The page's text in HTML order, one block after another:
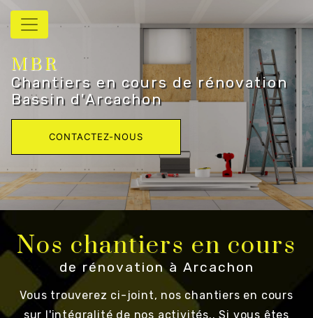
Panneau de gestion des cookies
MBR
Chantiers en cours de rénovation
Bassin d'Arcachon
CONTACTEZ-NOUS
Nos chantiers en cours
de rénovation à Arcachon
Vous trouverez ci-joint, nos chantiers en cours
sur l'intégralité de nos activités.. Si vous êtes